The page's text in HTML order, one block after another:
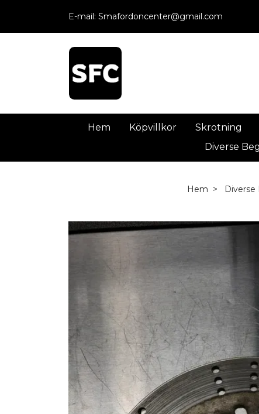
E-mail: Smafordoncenter@gmail.com
Hem Köpvillkor Skrotning
Diverse
Hem Diverse